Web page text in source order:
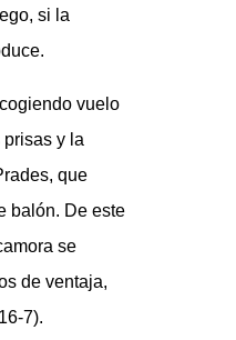
si la
vuelo
y la
que
balón. De este
se
de ventaja,
7).